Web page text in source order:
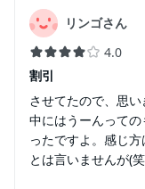
リンゴさん
4.0
割引
させてたので、思い
中にはうーんって
ったですよ。感じ
とは言いませんが(